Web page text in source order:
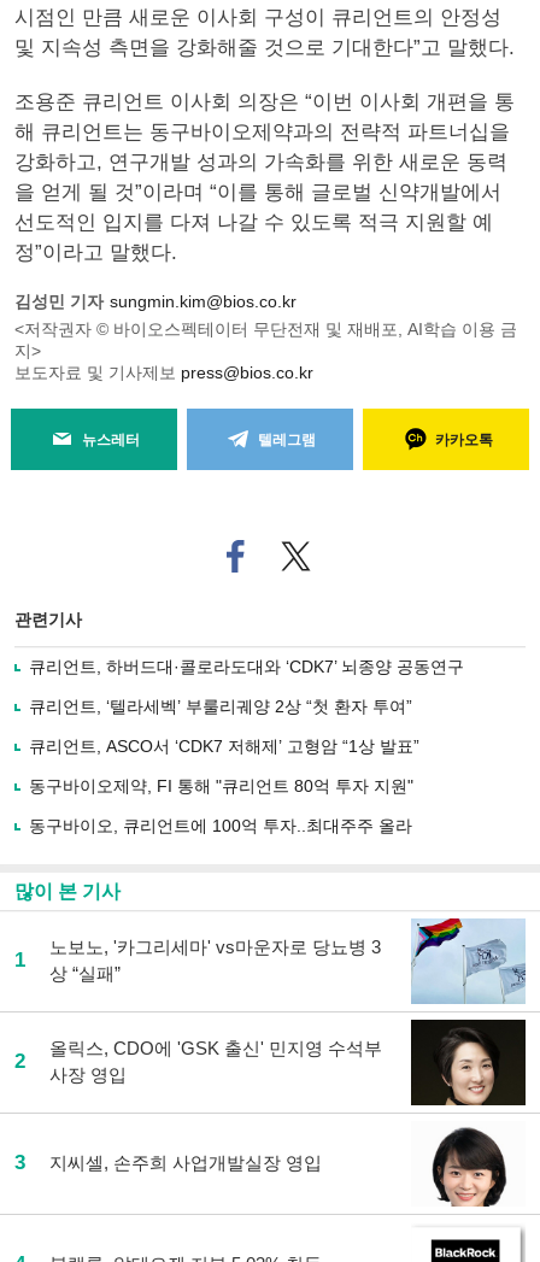
시점인 만큼 새로운 이사회 구성이 큐리언트의 안정성
및 지속성 측면을 강화해줄 것으로 기대한다”고 말했다.
조용준 큐리언트 이사회 의장은 “이번 이사회 개편을 통
해 큐리언트는 동구바이오제약과의 전략적 파트너십을
강화하고, 연구개발 성과의 가속화를 위한 새로운 동력
을 얻게 될 것”이라며 “이를 통해 글로벌 신약개발에서
선도적인 입지를 다져 나갈 수 있도록 적극 지원할 예
정”이라고 말했다.
김성민 기자 sungmin.kim@bios.co.kr
<저작권자 © 바이오스펙테이터 무단전재 및 재배포, AI학습 이용 금
지>
보도자료 및 기사제보 press@bios.co.kr
뉴스레터 텔레그램 카카오톡
페
이
로
기
사
유
기
트위
터로
관련기사
큐리언트, 하버드대·콜로라도대와 ‘CDK7’ 뇌종양 공동연구
큐리언트, ‘텔라세벡’ 부룰리궤양 2상 “첫 환자 투여”
큐리언트, ASCO서 ‘CDK7 저해제’ 고형암 “1상 발표”
동구바이오제약, FI 통해 "큐리언트 80억 투자 지원"
동구바이오, 큐리언트에 100억 투자..최대주주 올라
많이 본 기사
1
노보노, '카그리세마' vs마운자로 당뇨병 3
상 “실패”
2
올릭스, CDO에 'GSK 출신' 민지영 수석부
사장 영입
3 지씨셀, 손주희 사업개발실장 영입